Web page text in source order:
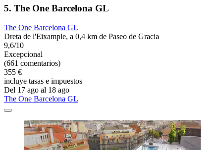
5. The One Barcelona GL
The One Barcelona GL
Dreta de l'Eixample, a 0,4 km de Paseo de Gracia
9,6/10
Excepcional
(661 comentarios)
355 €
incluye tasas e impuestos
Del 17 ago al 18 ago
The One Barcelona GL